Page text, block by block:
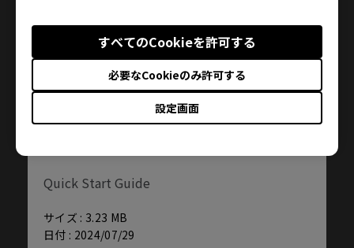
設定画面
必要なCookieのみ許可する
すべてのCookieを許可する
ユーザーマニュアル
サポート - ダウンロード - ユーザーマニュアル
Quick Start Guide
サイズ : 3.23 MB
日付 : 2024/07/29